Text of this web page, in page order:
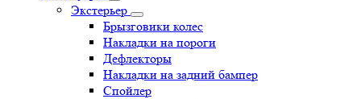
Экстерьер
Брызговики колес
Накладки на пороги
Дефлекторы
Накладки на задний бампер
Спойлер